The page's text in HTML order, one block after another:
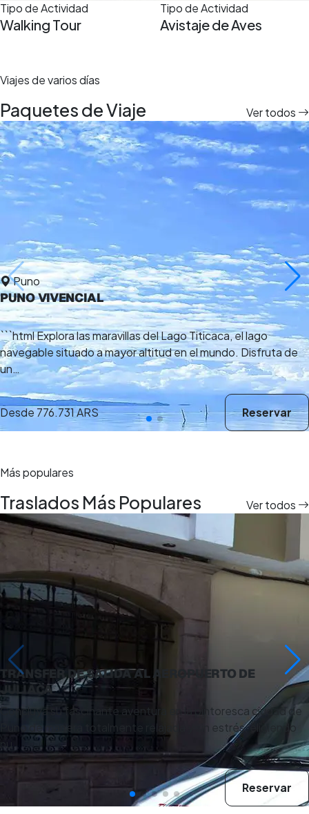
Tipo de Actividad
Walking Tour
Tipo de Actividad
Avistaje de Aves
Viajes de varios días
Paquetes de Viaje Ver todos
Puno
PUNO VIVENCIAL
```html Explora las maravillas del Lago Titicaca, el lago
navegable situado a mayor altitud en el mundo. Disfruta de
un…
Desde776.731 ARS Reservar
Más populares
Traslados Más Populares Ver todos
TRANSFER DE SALIDA AL AEROPUERTO DE
JULIACA
Concluya su fascinante aventura en la pintoresca ciudad de
Puno de manera totalmente relajada y sin estrés, eligiendo
nu…
Reservar